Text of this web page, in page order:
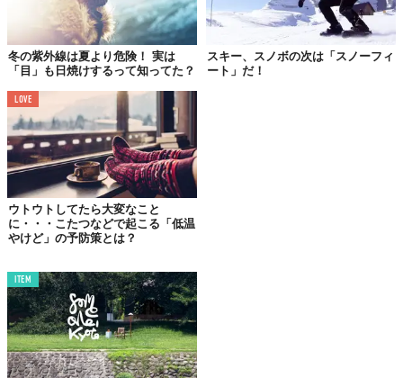
凍傷は、寒い場所などで皮膚が低温にさらされることによって生
じる、皮膚や皮下組織の傷害です。寒いところにいると、体の血
くと、神経や皮膚の組織が凍って細胞が破壊されたりされます。
凍傷の症状
凍傷では、冷えた部分の色が悪くなります。初期には、灼熱感や
冬の紫外線は夏より危険！ 実は
「目」も日焼けするって知ってた？
スキー、スノボの次は「スノーフィ
ート」だ！
LOVE
ウトウトしてたら大変なこと
に・・・こたつなどで起こる「低温
やけど」の予防策とは？
ITEM